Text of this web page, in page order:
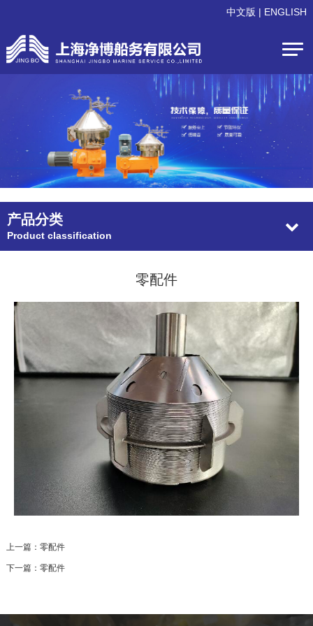
中文版 | ENGLISH
产品分类
Product classification
零配件
上一篇： 零配件
下一篇： 零配件